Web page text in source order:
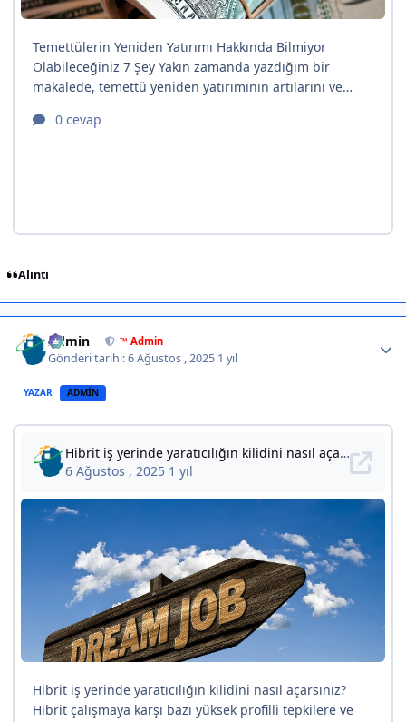
Alıntı
Admin ™ Admin
Gönderi tarihi:6 Ağustos , 2025 1 yıl
YAZAR ADMIN